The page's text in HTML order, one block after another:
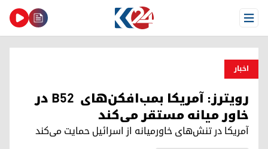
Open Menu
اخبار
رویترز: آمریکا بمب‌افکن‌های B52 در
خاور میانه مستقر می‌کند
آمریکا در تنش‌های خاورمیانه از اسرائیل حمایت می‌کند